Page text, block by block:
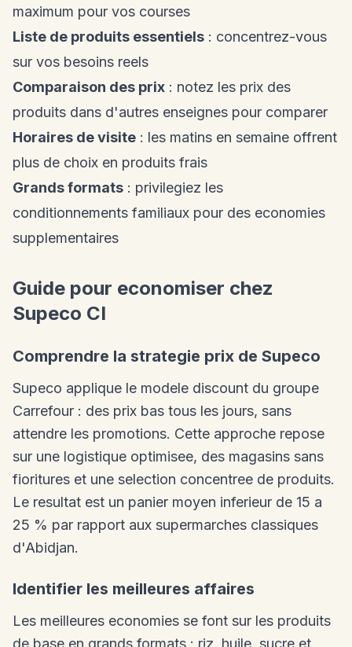
maximum pour vos courses
Liste de produits essentiels : concentrez-vous
sur vos besoins reels
Comparaison des prix : notez les prix des
produits dans d'autres enseignes pour comparer
Horaires de visite : les matins en semaine offrent
plus de choix en produits frais
Grands formats : privilegiez les
conditionnements familiaux pour des economies
supplementaires
Guide pour economiser chez
Supeco CI
Comprendre la strategie prix de Supeco
Supeco applique le modele discount du groupe
Carrefour : des prix bas tous les jours, sans
attendre les promotions. Cette approche repose
sur une logistique optimisee, des magasins sans
fioritures et une selection concentree de produits.
Le resultat est un panier moyen inferieur de 15 a
25 % par rapport aux supermarches classiques
d'Abidjan.
Identifier les meilleures affaires
Les meilleures economies se font sur les produits